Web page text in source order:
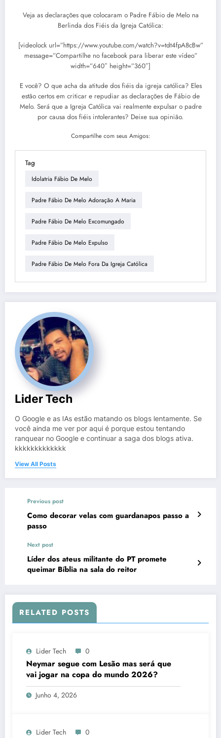
Veja as declarações que colocaram o Padre Fábio de Melo na
Berlinda dos Fiéis da Igreja Católica:
[videolock url=”https://www.youtube.com/watch?v=tdt4fpA8cBw”
message=”Compartilhe no facebook para liberar este vídeo”
width=”640″ height=”360″]
E você? O que acha da atitude dos fiéis da igreja católica? Eles
estão certos em criticar e repudiar as declarações de Fábio de
Melo. Será que a Igreja Católica vai realmente expulsar o padre
por causa dos fiéis intolerantes? Deixe sua opinião.
Compartilhe com seus Amigos:
Tag
Idolatria Fábio De Melo
Padre Fábio De Melo Adoração A Maria
Padre Fábio De Melo Excomungado
Padre Fábio De Melo Expulso
Padre Fábio De Melo Fora Da Igreja Católica
Lider Tech
O Google e as IAs estão matando os blogs lentamente. Se
você ainda me ver por aqui é porque estou tentando
ranquear no Google e continuar a saga dos blogs ativa.
kkkkkkkkkkkkk
View All Posts
Previous post
Como decorar velas com guardanapos passo a
passo
Next post
Líder dos ateus militante do PT promete
queimar Bíblia na sala do reitor
RELATED POSTS
Lider Tech 0
Neymar segue com Lesão mas será que
vai jogar na copa do mundo 2026?
Junho 4, 2026
Lider Tech 0